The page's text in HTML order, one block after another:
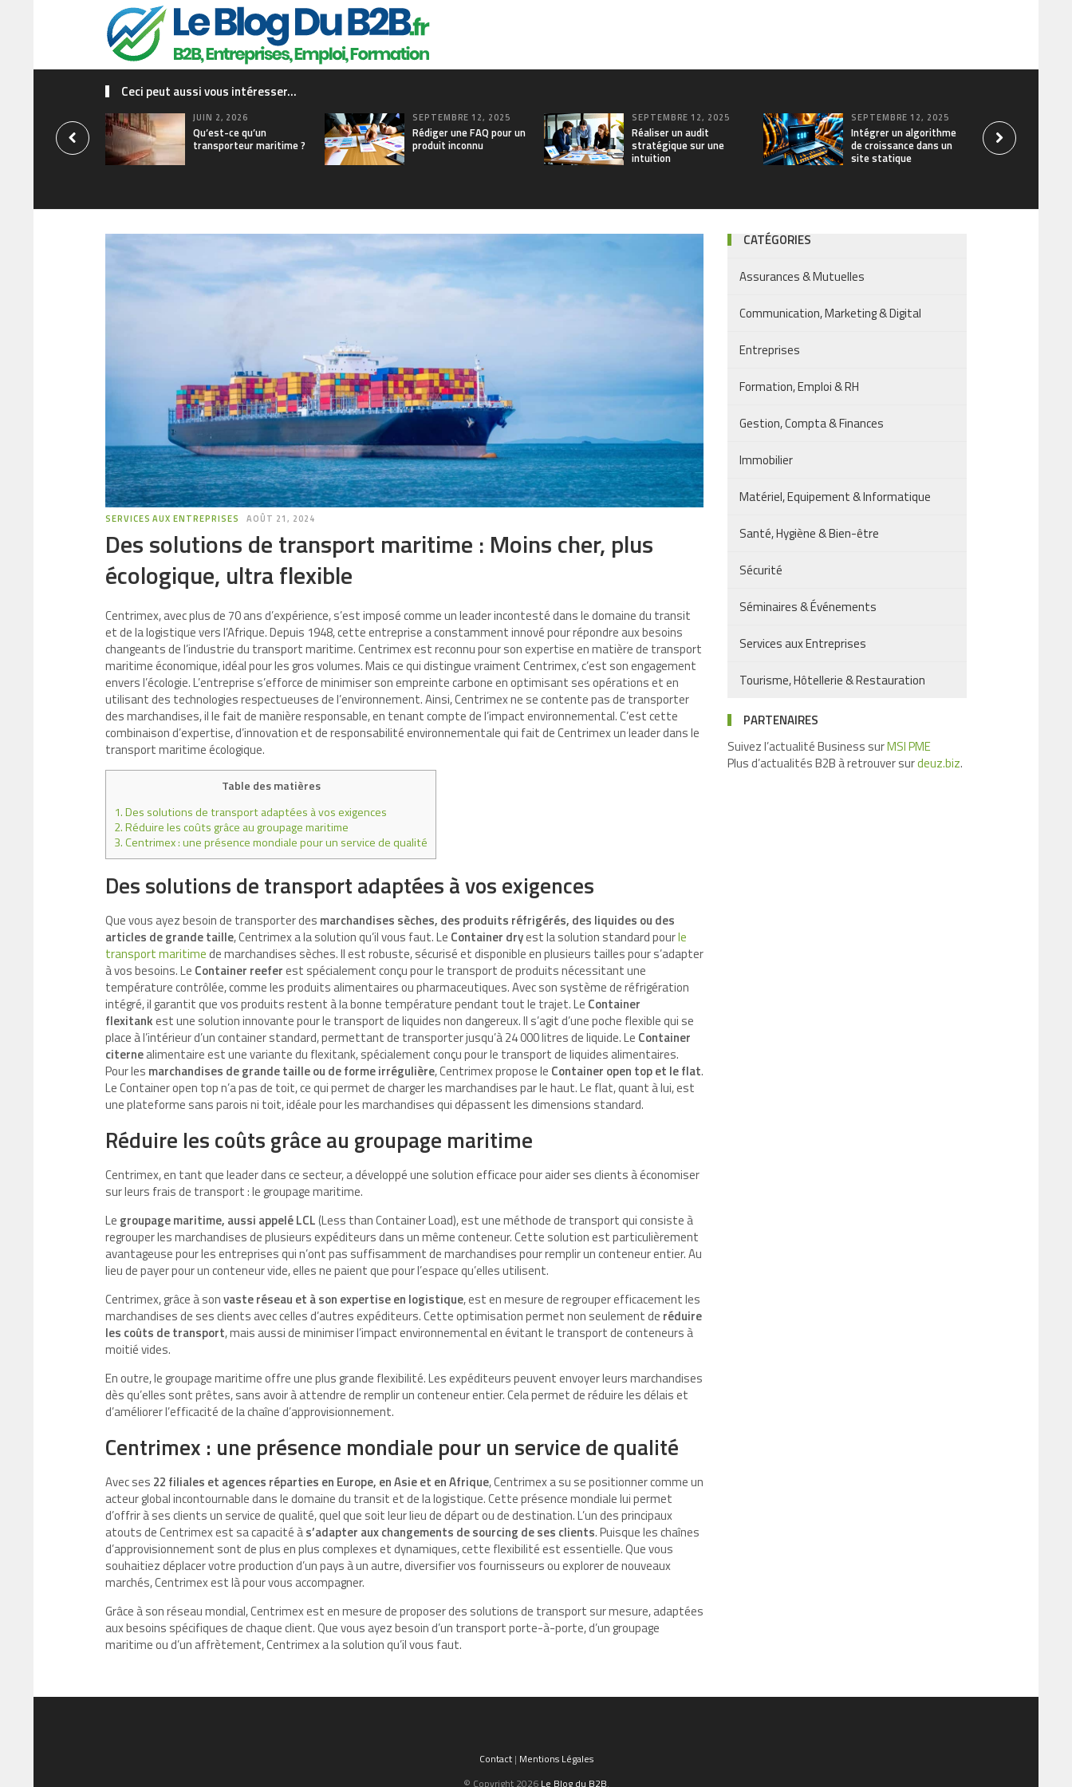
Ceci peut aussi vous intéresser...
JUIN 2, 2026
Qu’est-ce qu’un
transporteur maritime ?
SEPTEMBRE 12, 2025
Rédiger une FAQ pour un
produit inconnu
SEPTEMBRE 12, 2025
Réaliser un audit
stratégique sur une
intuition
SEPTEMBRE 12, 2025
Intégrer un algorithme
de croissance dans un
site statique
SERVICES AUX ENTREPRISES AOÛT 21, 2024
Des solutions de transport maritime : Moins cher, plus
écologique, ultra flexible
Centrimex, avec plus de 70 ans d’expérience, s’est imposé comme un leader incontesté dans le domaine du transit
et de la logistique vers l’Afrique. Depuis 1948, cette entreprise a constamment innové pour répondre aux besoins
changeants de l’industrie du transport maritime. Centrimex est reconnu pour son expertise en matière de transport
maritime économique, idéal pour les gros volumes. Mais ce qui distingue vraiment Centrimex, c’est son engagement
envers l’écologie. L’entreprise s’efforce de minimiser son empreinte carbone en optimisant ses opérations et en
utilisant des technologies respectueuses de l’environnement. Ainsi, Centrimex ne se contente pas de transporter
des marchandises, il le fait de manière responsable, en tenant compte de l’impact environnemental. C’est cette
combinaison d’expertise, d’innovation et de responsabilité environnementale qui fait de Centrimex un leader dans le
transport maritime écologique.
Table des matières
1.Des solutions de transport adaptées à vos exigences
2.Réduire les coûts grâce au groupage maritime
3.Centrimex : une présence mondiale pour un service de qualité
Des solutions de transport adaptées à vos exigences
Que vous ayez besoin de transporter des marchandises sèches, des produits réfrigérés, des liquides ou des
articles de grande taille, Centrimex a la solution qu’il vous faut. Le Container dryest la solution standard pourle
transport maritimede marchandises sèches. Il est robuste, sécurisé et disponible en plusieurs tailles pour s’adapter
à vos besoins. Le Container reeferest spécialement conçu pour le transport de produits nécessitant une
température contrôlée, comme les produits alimentaires ou pharmaceutiques. Avec son système de réfrigération
intégré, il garantit que vos produits restent à la bonne température pendant tout le trajet. Le Container
flexitankest une solution innovante pour le transport de liquides non dangereux. Il s’agit d’une poche flexible qui se
place à l’intérieur d’un container standard, permettant de transporter jusqu’à 24 000 litres de liquide. Le Container
citernealimentaire est une variante du flexitank, spécialement conçu pour le transport de liquides alimentaires.
Pour les marchandises de grande taille ou de forme irrégulière, Centrimex propose le Container open top et le flat.
Le Container open top n’a pas de toit, ce qui permet de charger les marchandises par le haut. Le flat, quant à lui, est
une plateforme sans parois ni toit, idéale pour les marchandises qui dépassent les dimensions standard.
Réduire les coûts grâce au groupage maritime
Centrimex, en tant que leader dans ce secteur, a développé une solution efficace pour aider ses clients à économiser
sur leurs frais de transport : le groupage maritime.
Le groupage maritime, aussi appelé LCL(Less than Container Load), est une méthode de transport qui consiste à
regrouper les marchandises de plusieurs expéditeurs dans un même conteneur. Cette solution est particulièrement
avantageuse pour les entreprises qui n’ont pas suffisamment de marchandises pour remplir un conteneur entier. Au
lieu de payer pour un conteneur vide, elles ne paient que pour l’espace qu’elles utilisent.
Centrimex, grâce à sonvaste réseau et à son expertise en logistique, est en mesure de regrouper efficacement les
marchandises de ses clients avec celles d’autres expéditeurs. Cette optimisation permet non seulement de réduire
les coûts de transport, mais aussi de minimiser l’impact environnemental en évitant le transport de conteneurs à
moitié vides.
En outre, le groupage maritime offre une plus grande flexibilité. Les expéditeurs peuvent envoyer leurs marchandises
dès qu’elles sont prêtes, sans avoir à attendre de remplir un conteneur entier. Cela permet de réduire les délais et
d’améliorer l’efficacité de la chaîne d’approvisionnement.
Centrimex : une présence mondiale pour un service de qualité
Avec ses 22 filiales et agences réparties en Europe, en Asie et en Afrique, Centrimex a su se positionner comme un
acteur global incontournable dans le domaine du transit et de la logistique. Cette présence mondiale lui permet
d’offrir à ses clients un service de qualité, quel que soit leur lieu de départ ou de destination. L’un des principaux
atouts de Centrimex est sa capacité às’adapter aux changements de sourcing de ses clients. Puisque les chaînes
d’approvisionnement sont de plus en plus complexes et dynamiques, cette flexibilité est essentielle. Que vous
souhaitiez déplacer votre production d’un pays à un autre, diversifier vos fournisseurs ou explorer de nouveaux
marchés, Centrimex est là pour vous accompagner.
Grâce à son réseau mondial, Centrimex est en mesure de proposer des solutions de transport sur mesure, adaptées
aux besoins spécifiques de chaque client. Que vous ayez besoin d’un transport porte-à-porte, d’un groupage
maritime ou d’un affrètement, Centrimex a la solution qu’il vous faut.
CATÉGORIES
Assurances & Mutuelles
Communication, Marketing & Digital
Entreprises
Formation, Emploi & RH
Gestion, Compta & Finances
Immobilier
Matériel, Equipement & Informatique
Santé, Hygiène & Bien-être
Sécurité
Séminaires & Événements
Services aux Entreprises
Tourisme, Hôtellerie & Restauration
PARTENAIRES
Suivez l’actualité Business surMSI PME
Plus d’actualités B2B à retrouver surdeuz.biz.
Contact| Mentions Légales
© Copyright 2026 Le Blog du B2B.